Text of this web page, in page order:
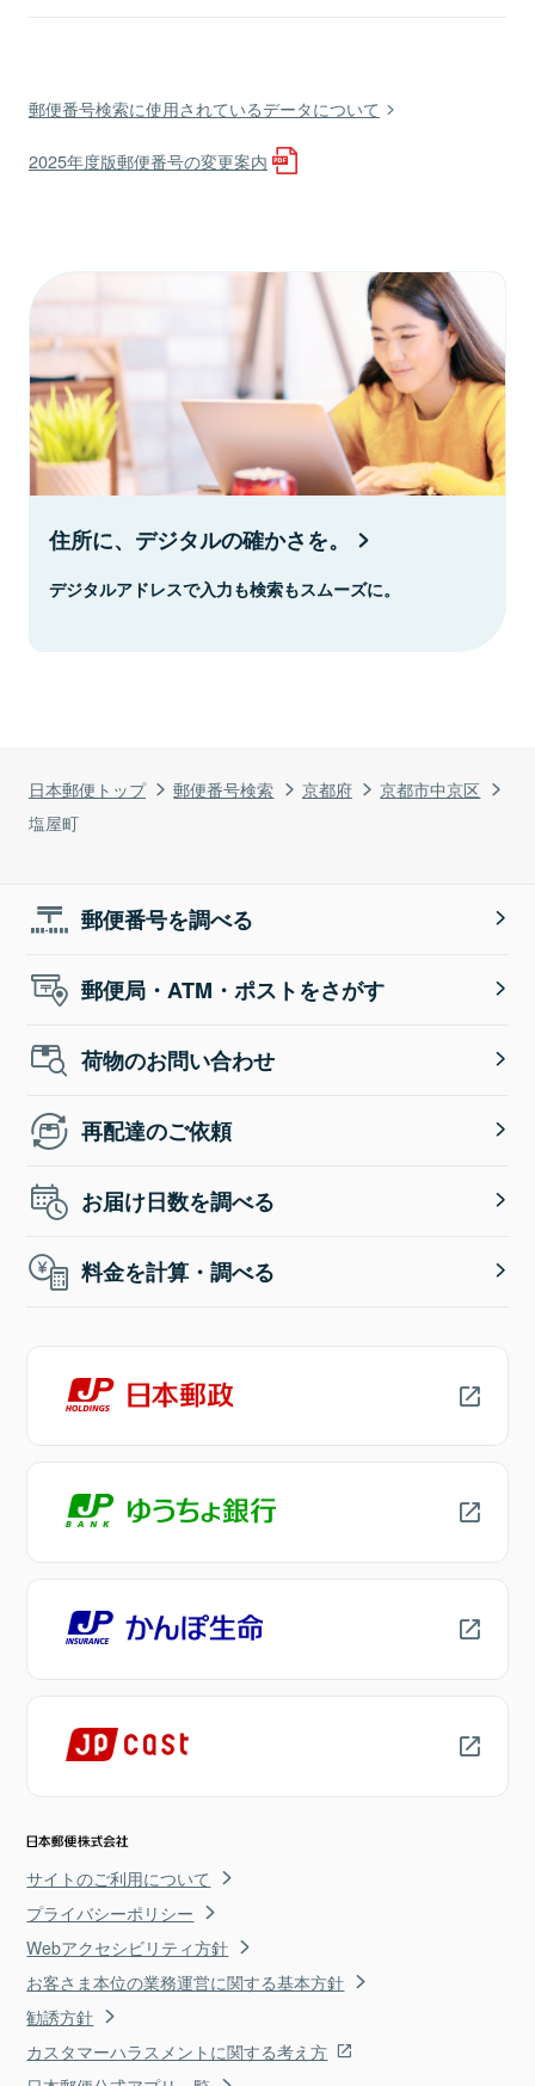
日本郵便トップ 郵便番号検索 京都府
京都市中京区
塩屋町
郵便番号検索に使用されているデータについて
2025年度版郵便番号の変更案内
住所に、デジタルの確かさを。
デジタルアドレスで入力も検索もスムーズに。
郵便番号を調べる
郵便局・ATM・ポストをさがす
荷物のお問い合わせ
再配達のご依頼
お届け日数を調べる
料金を計算・調べる
サイトのご利用について
プライバシーポリシー
Webアクセシビリティ方針
お客さま本位の業務運営に関する基本方針
勧誘方針
カスタマーハラスメントに関する考え方